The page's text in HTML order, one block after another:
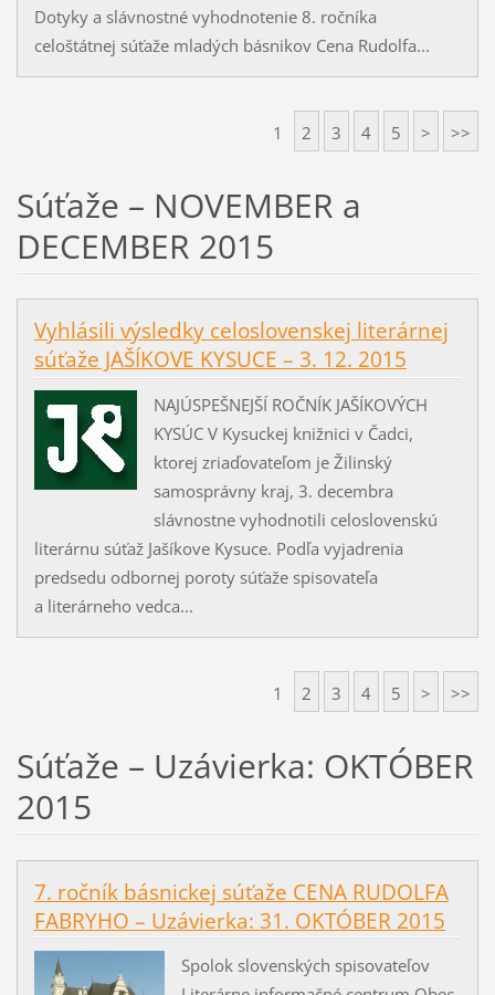
Dotyky a slávnostné vyhodnotenie 8. ročníka
celoštátnej súťaže mladých básnikov Cena Rudolfa...
1 2 3 4 5 > >>
Súťaže – NOVEMBER a
DECEMBER 2015
Vyhlásili výsledky celoslovenskej literárnej
súťaže JAŠÍKOVE KYSUCE – 3. 12. 2015
NAJÚSPEŠNEJŠÍ ROČNÍK JAŠÍKOVÝCH
KYSÚC V Kysuckej knižnici v Čadci,
ktorej zriaďovateľom je Žilinský
samosprávny kraj, 3. decembra
slávnostne vyhodnotili celoslovenskú
literárnu súťaž Jašíkove Kysuce. Podľa vyjadrenia
predsedu odbornej poroty súťaže spisovateľa
a literárneho vedca...
1 2 3 4 5 > >>
Súťaže – Uzávierka: OKTÓBER
2015
7. ročník básnickej súťaže CENA RUDOLFA
FABRYHO – Uzávierka: 31. OKTÓBER 2015
Spolok slovenských spisovateľov